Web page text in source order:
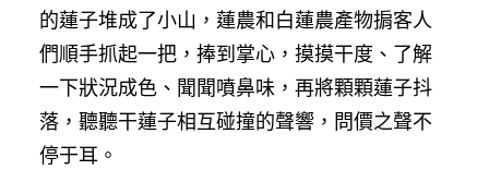
的蓮子堆成了小山，蓮農和白蓮農產物掮客人
們順手抓起一把，捧到掌心，摸摸干度、了解
一下狀況成色、聞聞噴鼻味，再將顆顆蓮子抖
落，聽聽干蓮子相互碰撞的聲響，問價之聲不
停于耳。